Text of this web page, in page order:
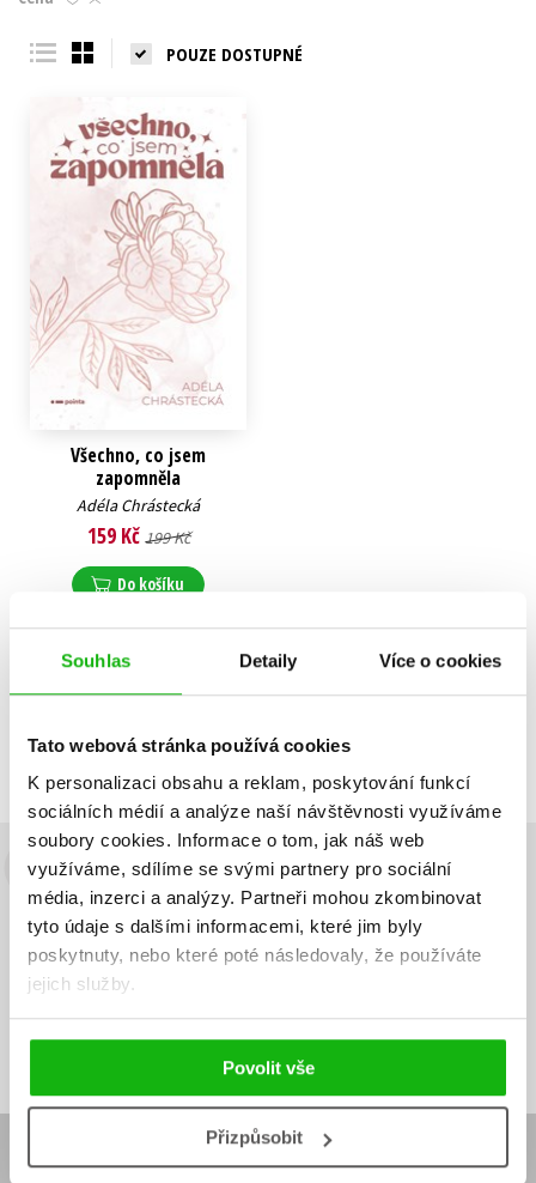
Souhlas Detaily Více o cookies
Tato webová stránka používá cookies
K personalizaci obsahu a reklam, poskytování funkcí
sociálních médií a analýze naší návštěvnosti využíváme
soubory cookies. Informace o tom, jak náš web
využíváme, sdílíme se svými partnery pro sociální
média, inzerci a analýzy. Partneři mohou zkombinovat
tyto údaje s dalšími informacemi, které jim byly
poskytnuty, nebo které poté následovaly, že používáte
jejich služby.
Povolit vše
Přizpůsobit
Young adult (SK)
POUZE DOSTUPNÉ
Všechno, co jsem
zapomněla
Adéla Chrástecká
159 Kč 199 Kč
Do košíku
Předchozí 1 Další
Budete to vědět jako první!
Zajímá Vás, jaký knižní hit právě vychází, na jaké zboží je výhodná
sleva, jaká běží soutěž o ceny? Přihlášením k odběru našich e-
mailových novinek
Vaše e-
mailová
Vaše e-
mailová
Vaše e-mailová adresa Přihlásit se
E-SHOP